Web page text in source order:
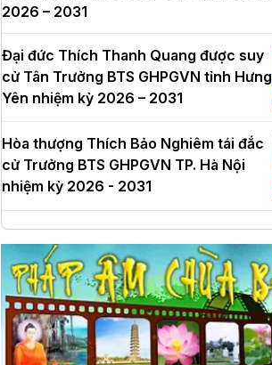
2026 – 2031
Đại đức Thích Thanh Quang được suy
cử Tân Trưởng BTS GHPGVN tỉnh Hưng
Yên nhiệm kỳ 2026 – 2031
Hòa thượng Thích Bảo Nghiêm tái đắc
cử Trưởng BTS GHPGVN TP. Hà Nội
nhiệm kỳ 2026 - 2031
Hà Nội: Long trọng lễ khởi công xây
dựng Trung tâm văn hóa Phật giáo Thủ
đô
Hà Nội: Ngày tu học cuối cùng khép lại